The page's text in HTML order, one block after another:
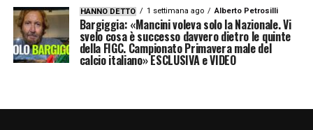
HANNO DETTO 1 settimana ago Alberto Petrosilli
Bargiggia: «Mancini voleva solo la Nazionale. Vi
svelo cosa è successo davvero dietro le quinte
della FIGC. Campionato Primavera male del
calcio italiano» ESCLUSIVA e VIDEO